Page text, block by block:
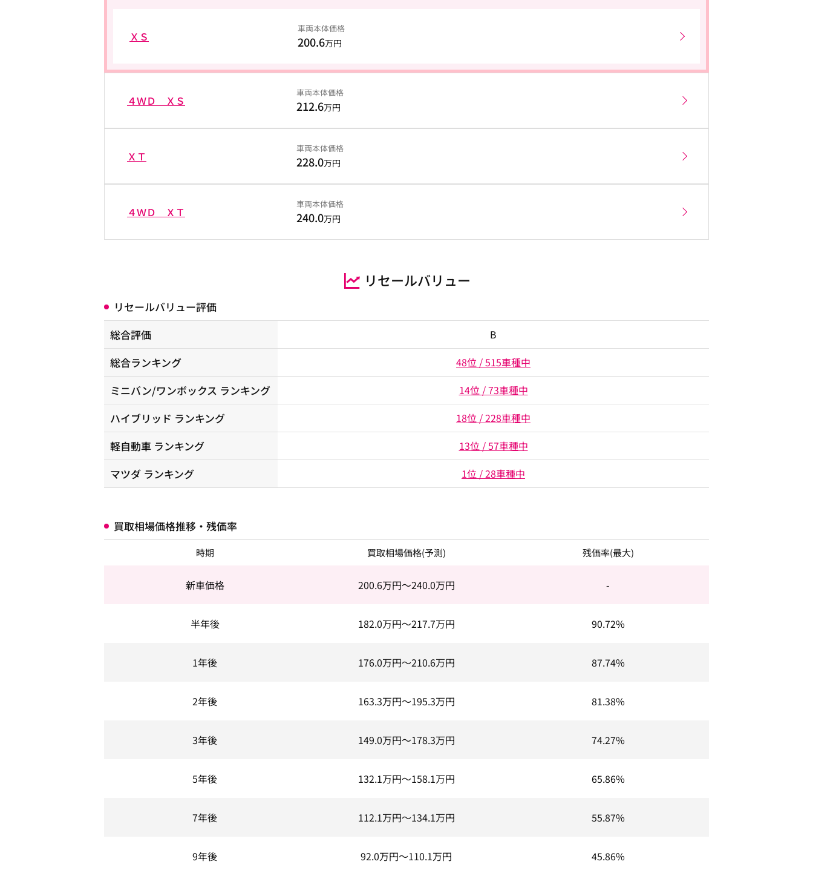
ＸＳ
車両本体価格
200.6万円
４ＷＤ ＸＳ
車両本体価格
212.6万円
ＸＴ
車両本体価格
228.0万円
４ＷＤ ＸＴ
車両本体価格
240.0万円
リセールバリュー
リセールバリュー評価
総合評価
B
総合ランキング 48位 / 515車種中
ミニバン/ワンボックス ランキング 14位 / 73車種中
ハイブリッド ランキング 18位 / 228車種中
軽自動車 ランキング 13位 / 57車種中
マツダ ランキング 1位 / 28車種中
買取相場価格推移・残価率
時期 買取相場価格(予測) 残価率(最大)
新車価格 200.6万円～240.0万円 -
半年後 182.0万円～217.7万円 90.72%
1年後 176.0万円～210.6万円 87.74%
2年後 163.3万円～195.3万円 81.38%
3年後 149.0万円～178.3万円 74.27%
5年後 132.1万円～158.1万円 65.86%
7年後 112.1万円～134.1万円 55.87%
9年後 92.0万円～110.1万円 45.86%